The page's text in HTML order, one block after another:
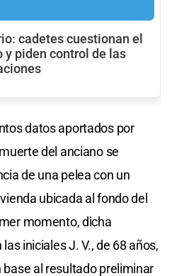
cadetes cuestionan el
y piden control de las
datos aportados por
del anciano se
de una pelea con un
ubicada al fondo del
momento, dicha
iniciales J. V., de 68 años,
al resultado preliminar